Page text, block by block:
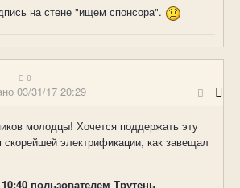
на стене "ищем спонсора".
0
03/31/17 20:29
молодцы! Хочется поддержать эту
электрификации, как завещал
пользователем Трутень